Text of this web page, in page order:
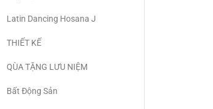
Latin Dancing Hosana J
THIẾT KẾ
QÙA TẶNG LƯU NIỆM
Bất Động Sản